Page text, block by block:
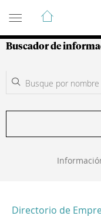
Guía de
Buscador de
Directorio de